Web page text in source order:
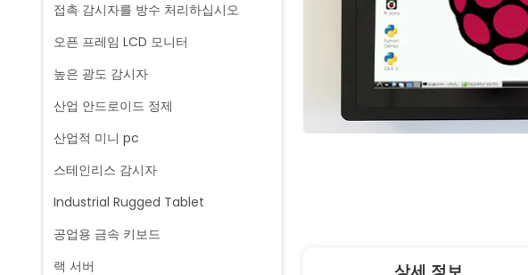
접촉 감시자를 방수 처리하십시오
오픈 프레임 LCD 모니터
높은 광도 감시자
산업 안드로이드 정제
산업적 미니 pc
스테인리스 감시자
Industrial Rugged Tablet
공업용 금속 키보드
랙 서버